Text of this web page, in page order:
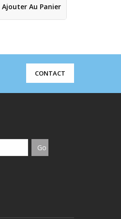
Ajouter Au Panier
CONTACT